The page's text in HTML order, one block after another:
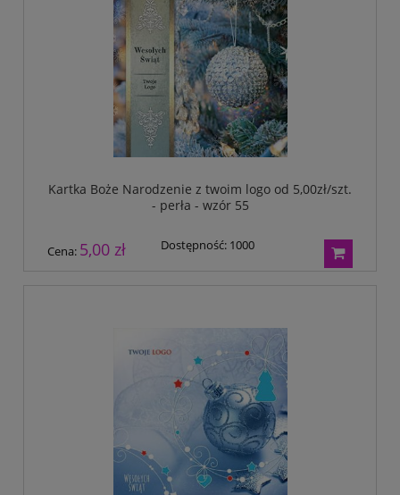
Kartka Boże Narodzenie z twoim logo od 5,00zł/szt.
- perła - wzór 55
Cena: 5,00 zł Dostępność: 1000